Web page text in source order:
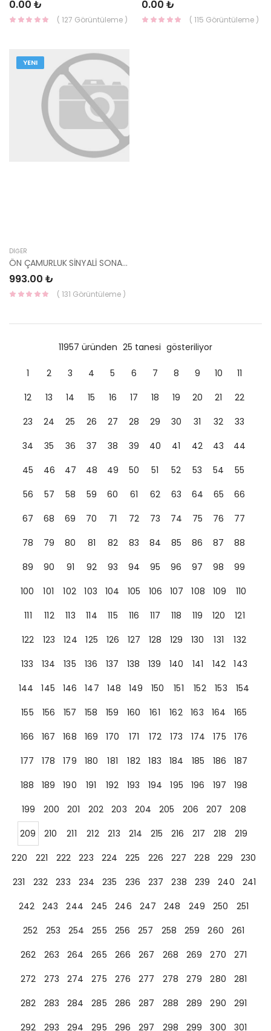
0.00 ₺
( 127 Görüntüleme )
0.00 ₺
( 115 Görüntüleme )
YENI
DIĞER
ÖN ÇAMURLUK SİNYALİ SONATA SANTAFE 92303-3K000-YS
993.00 ₺
( 131 Görüntüleme )
11957 üründen 25 tanesi gösteriliyor
1 2 3 4 5 6 7 8 9 10
11
12
13 14 15 16 17 18 19 20 21
22
23
24 25 26 27 28 29 30 31 32
33
34
35 36 37 38 39 40 41 42 43
44
45
46 47 48 49 50 51 52 53 54
55
56
57 58 59 60 61 62 63 64 65
66
67
68 69 70 71 72 73 74 75 76
77
78
79 80 81 82 83 84 85 86 87
88
89
90 91 92 93 94 95 96 97 98
99
100
101 102 103 104 105 106 107 108 109
110
111
112 113 114 115 116 117 118 119 120
121
122
123 124 125 126 127 128 129 130 131
132
133
134 135 136 137 138 139 140 141 142
143
144
145 146 147 148 149 150 151 152 153
154
155
156 157 158 159 160 161 162 163 164
165
166
167 168 169 170 171 172 173 174 175
176
177
178 179 180 181 182 183 184 185 186
187
188
189 190 191 192 193 194 195 196 197
198
199
200 201 202 203 204 205 206 207
208
209
210 211 212 213 214 215 216 217 218
219
220
221 222 223 224 225 226 227 228 229
230
231
232 233 234 235 236 237 238 239 240
241
242
243 244 245 246 247 248 249 250
251
252
253 254 255 256 257 258 259 260
261
262
263 264 265 266 267 268 269 270
271
272
273 274 275 276 277 278 279 280
281
282
283 284 285 286 287 288 289 290
291
292
293 294 295 296 297 298 299 300 301